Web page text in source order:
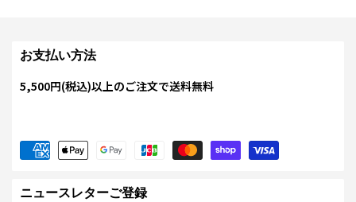
お支払い方法
5,500円(税込)以上のご注文で送料無料
ニュースレターご登録